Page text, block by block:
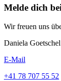
Melde dich
Wir freuen uns
Daniela
E-Mail
+41 78 707 55 52